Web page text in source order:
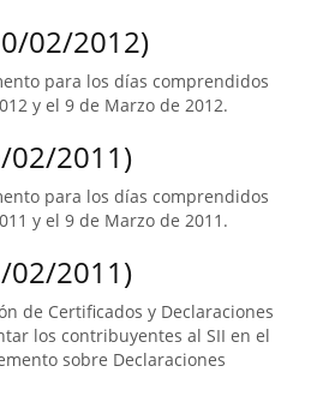
02/2012)
para los días comprendidos
y el 9 de Marzo de 2012.
02/2011)
para los días comprendidos
y el 9 de Marzo de 2011.
02/2011)
de Certificados y Declaraciones
los contribuyentes al SII en el
sobre Declaraciones